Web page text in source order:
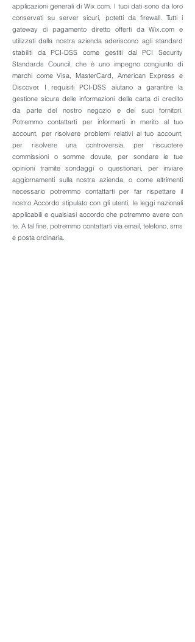
applicazioni generali di Wix.com. I tuoi dati sono da loro
conservati su server sicuri, potetti da firewall. Tutti i
gateway di pagamento diretto offerti da Wix.com e
utilizzati dalla nostra azienda aderiscono agli standard
stabiliti da PCI-DSS come gestiti dal PCI Security
Standards Council, che è uno impegno congiunto di
marchi come Visa, MasterCard, American Express e
Discover. I requisiti PCI-DSS aiutano a garantire la
gestione sicura delle informazioni della carta di credito
da parte del nostro negozio e dei suoi fornitori.
Potremmo contattarti per informarti in merito al tuo
account, per risolvere problemi relativi al tuo account,
per risolvere una controversia, per riscuotere
commissioni o somme dovute, per sondare le tue
opinioni tramite sondaggi o questionari, per inviare
aggiornamenti sulla nostra azienda, o come altrimenti
necessario potremmo contattarti per far rispettare il
nostro Accordo stipulato con gli utenti, le leggi nazionali
applicabili e qualsiasi accordo che potremmo avere con
te. A tal fine, potremmo contattarti via email, telefono, sms
e posta ordinaria.